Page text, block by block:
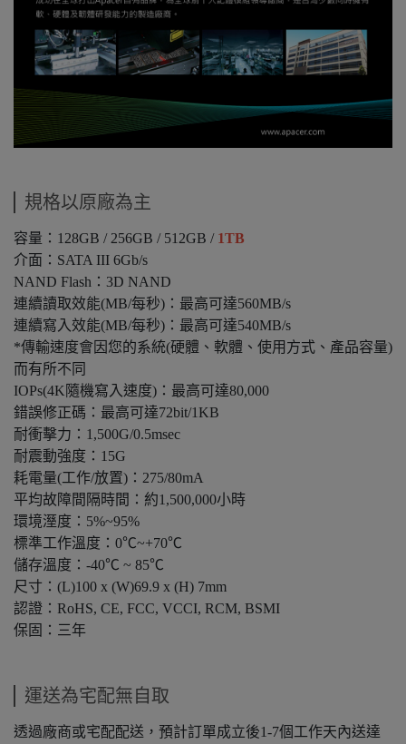
規格以原廠為主
容量：128GB / 256GB / 512GB / 1TB
介面：SATA III 6Gb/s
NAND Flash：3D NAND
連續讀取效能(MB/每秒)：最高可達560MB/s
連續寫入效能(MB/每秒)：最高可達540MB/s
*傳輸速度會因您的系統(硬體、軟體、使用方式、產品容量)
而有所不同
IOPs(4K隨機寫入速度)：最高可達80,000
錯誤修正碼：最高可達72bit/1KB
耐衝擊力：1,500G/0.5msec
耐震動強度：15G
耗電量(工作/放置)：275/80mA
平均故障間隔時間：約1,500,000小時
環境溼度：5%~95%
標準工作溫度：0℃~+70℃
儲存溫度：-40℃ ~ 85℃
尺寸：(L)100 x (W)69.9 x (H) 7mm
認證：RoHS, CE, FCC, VCCI, RCM, BSMI
保固：三年
運送為宅配無自取
透過廠商或宅配配送，預計訂單成立後1-7個工作天內送達